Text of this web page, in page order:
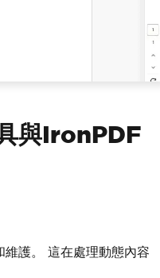
與IronPDF
護。 這在處理動態內容